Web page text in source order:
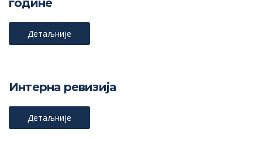
године
Детаљније
Интерна ревизија
Детаљније